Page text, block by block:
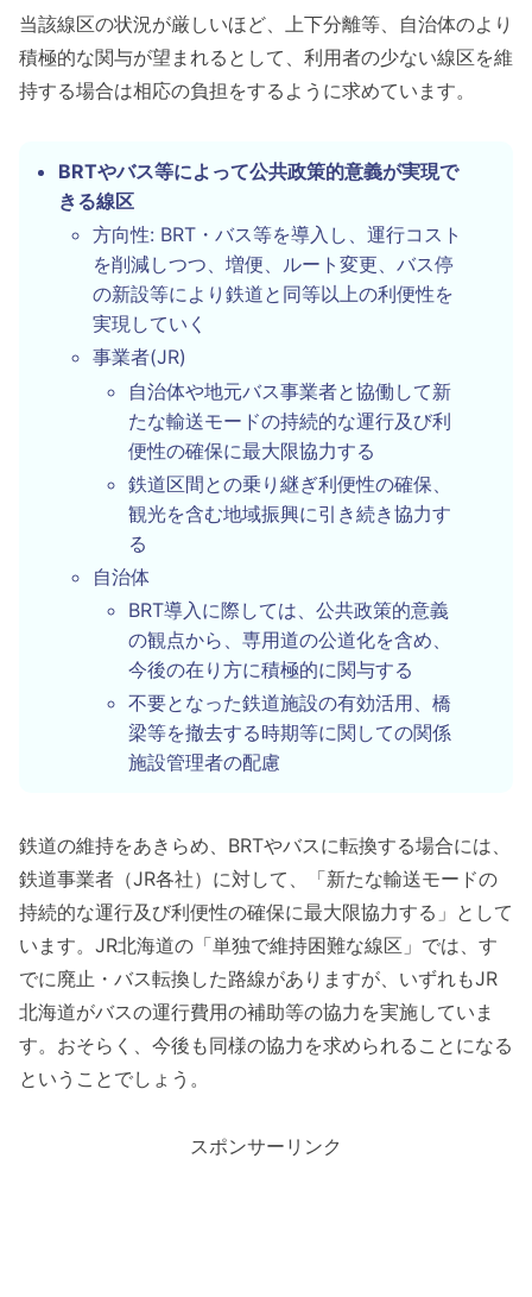
当該線区の状況が厳しいほど、上下分離等、自治体のより
積極的な関与が望まれるとして、利用者の少ない線区を維
持する場合は相応の負担をするように求めています。
BRTやバス等によって公共政策的意義が実現で
きる線区
方向性: BRT・バス等を導入し、運行コスト
を削減しつつ、増便、ルート変更、バス停
の新設等により鉄道と同等以上の利便性を
実現していく
事業者(JR)
自治体や地元バス事業者と協働して新
たな輸送モードの持続的な運行及び利
便性の確保に最大限協力する
鉄道区間との乗り継ぎ利便性の確保、
観光を含む地域振興に引き続き協力す
る
自治体
BRT導入に際しては、公共政策的意義
の観点から、専用道の公道化を含め、
今後の在り方に積極的に関与する
不要となった鉄道施設の有効活用、橋
梁等を撤去する時期等に関しての関係
施設管理者の配慮
鉄道の維持をあきらめ、BRTやバスに転換する場合には、
鉄道事業者（JR各社）に対して、「新たな輸送モードの
持続的な運行及び利便性の確保に最大限協力する」として
います。JR北海道の「単独で維持困難な線区」では、す
でに廃止・バス転換した路線がありますが、いずれもJR
北海道がバスの運行費用の補助等の協力を実施していま
す。おそらく、今後も同様の協力を求められることになる
ということでしょう。
スポンサーリンク